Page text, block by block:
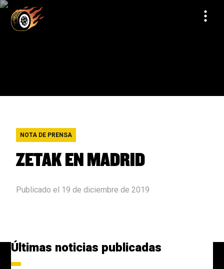
NOTA DE PRENSA
ZETAK EN MADRID
Publicado el 19 de diciembre de 2019
Últimas noticias publicadas